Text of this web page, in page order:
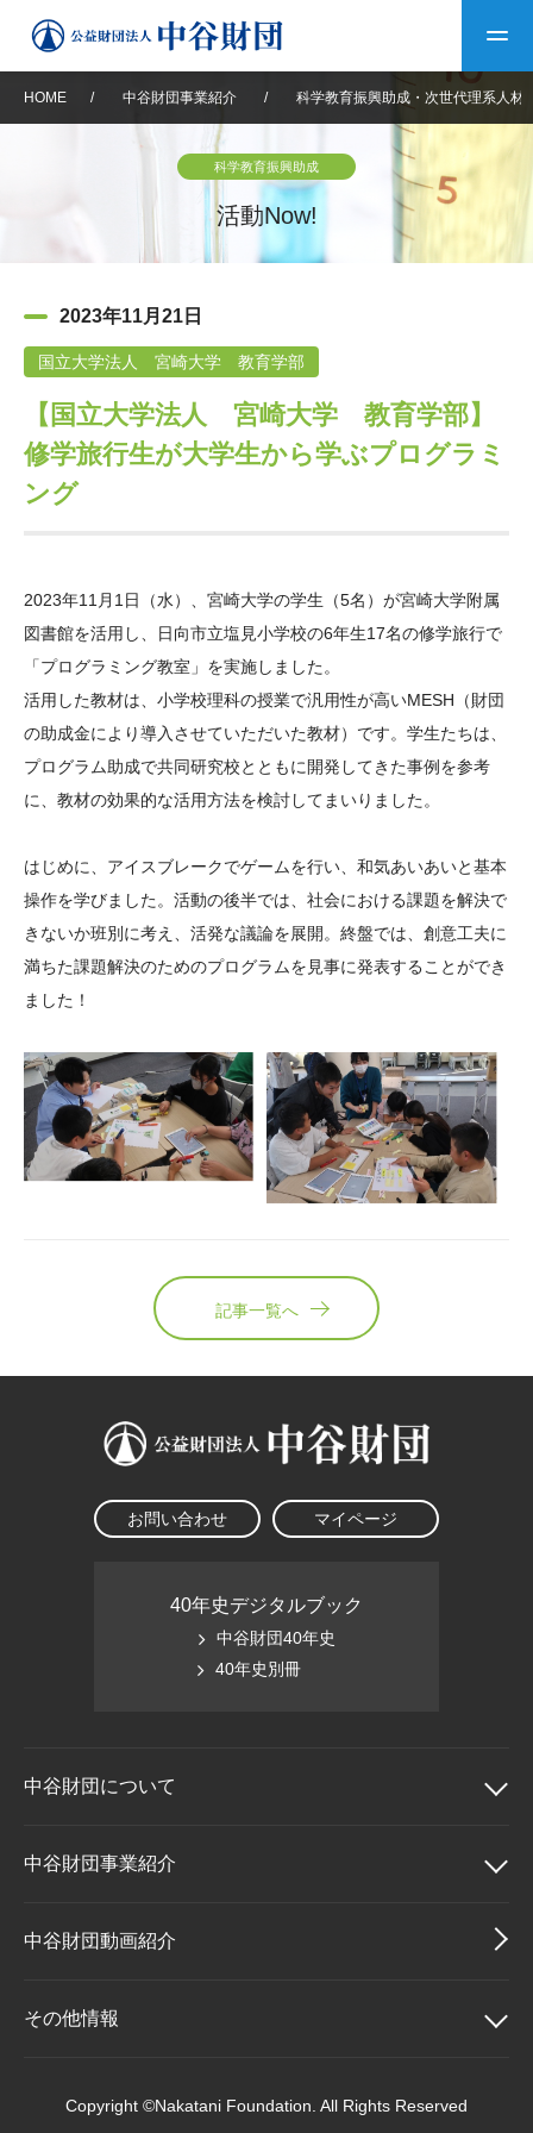
中谷財団について
設立趣意書 財団概要
沿革 40年史デジタルブック
中谷財団40年史
年報一覧 中谷財団レポート
中谷財団事業紹介 中谷賞
神戸賞 長期大型研究助成
研究助成
ム
科学教育振興助成・
次世代理系人材育成プ
ログラム助成
中谷財団動画紹介
その他情報
その他情報
アクセス よくあるご質問
サイトマップ 中谷財団アーカイブ
日本語 English マイページ
HOME / 中谷財団事業紹介 / 科学教育振興助成・次世代理系人材
科学教育振興助成
活動Now!
2023年11月21日
国立大学法人 宮崎大学 教育学部
【国立大学法人 宮崎大学 教育学部】
修学旅行生が大学生から学ぶプログラミ
ング
2023年11月1日（水）、宮崎大学の学生（5名）が宮崎大学附属
図書館を活用し、日向市立塩見小学校の6年生17名の修学旅行で
「プログラミング教室」を実施しました。
活用した教材は、小学校理科の授業で汎用性が高いMESH（財団
の助成金により導入させていただいた教材）です。学生たちは、
プログラム助成で共同研究校とともに開発してきた事例を参考
に、教材の効果的な活用方法を検討してまいりました。
はじめに、アイスブレークでゲームを行い、和気あいあいと基本
操作を学びました。活動の後半では、社会における課題を解決で
きないか班別に考え、活発な議論を展開。終盤では、創意工夫に
満ちた課題解決のためのプログラムを見事に発表することができ
ました！
記事一覧へ
お問い合わせ マイページ
40年史デジタルブック
中谷財団40年史
40年史別冊
中谷財団について
中谷財団について
理事長挨拶
設立趣意書
中谷財団事業紹介
中谷財団事業紹介
中谷賞
中谷財団動画紹介
その他情報
Copyright ©Nakatani Foundation. All Rights Reserved